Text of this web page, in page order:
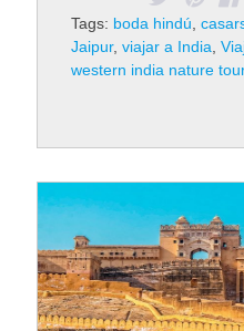
primera metrópoli
país. La ciudad está
cultura, que inspiran,
legendario desierto…
Tags: boda hindú
Jaipur, viajar a India
western india nature